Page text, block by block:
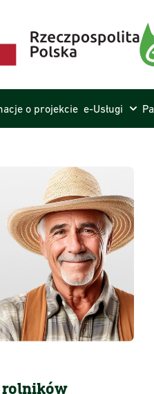
o projekcie e-Usługi
rolników